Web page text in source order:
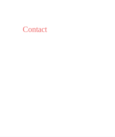
Contact